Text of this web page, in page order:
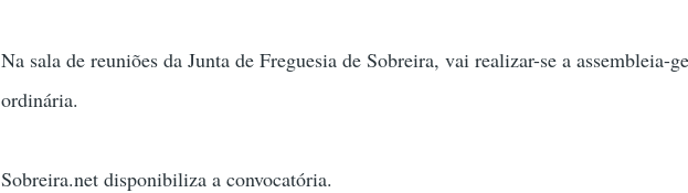
Na sala de reuniões da Junta de Freguesia de Sobreira, vai realizar-se a assembleia-
ordinária.
Sobreira.net disponibiliza a convocatória.